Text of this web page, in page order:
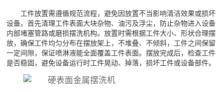
工件放置需遵循规范流程，避免因放置不当影响清洁效果或损坏
设备。首先清理工件表面大块杂物、油污及浮尘，防止杂物进入设备
内部堵塞管路或磨损摆洗机构。放置时需根据工件大小、形状合理摆
放，确保工件均匀分布在摆放架上，不堆叠、不倾斜，工件之间保留
一定间隙，保证喷淋液能全面覆盖工件表面。摆放完成后，检查工件
是否稳固，避免设备运行时工件晃动、掉落，损坏工件或设备部件。